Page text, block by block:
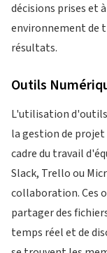
décisions prises et
environnement de
résultats.
Outils
L'utilisation
la gestion de
cadre du travail
Slack, Trello ou
collaboration. Ces
partager des
temps réel et de